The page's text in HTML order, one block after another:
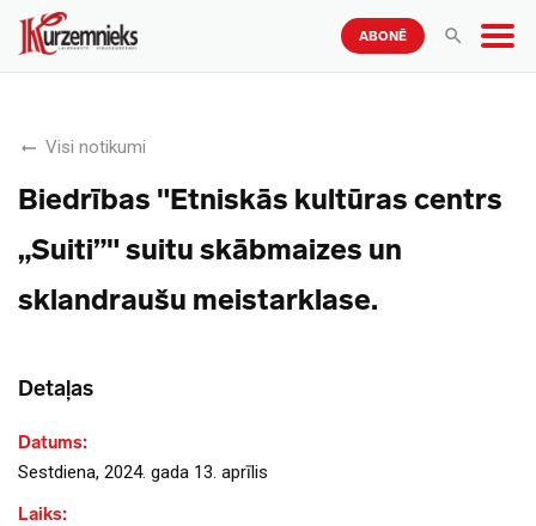
ABONĒ
Visi notikumi
Biedrības "Etniskās kultūras centrs
„Suiti”" suitu skābmaizes un
sklandraušu meistarklase.
Detaļas
Datums:
Sestdiena, 2024. gada 13. aprīlis
Laiks: